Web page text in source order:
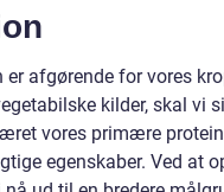
er afgørende for vores
kilder, skal vi
vores primære
egenskaber. Ved at